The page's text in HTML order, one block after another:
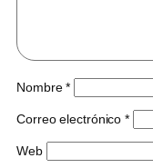
Nombre*
Correo electrónico*
Web